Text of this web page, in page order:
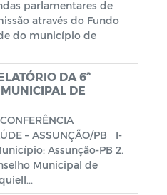
parlamentares de
através do Fundo
do município de
DA 6ª
DE
– ASSUNÇÃO/PB I-
Assunção-PB 2.
Municipal de